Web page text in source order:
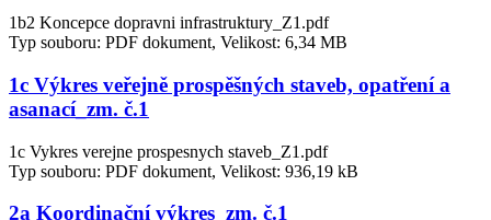
1b2 Koncepce dopravni infrastruktury_Z1.pdf
Typ souboru: PDF dokument, Velikost: 6,34 MB
1c Výkres veřejně prospěšných staveb, opatření a
asanací_zm. č.1
1c Vykres verejne prospesnych staveb_Z1.pdf
Typ souboru: PDF dokument, Velikost: 936,19 kB
2a Koordinační výkres_zm. č.1